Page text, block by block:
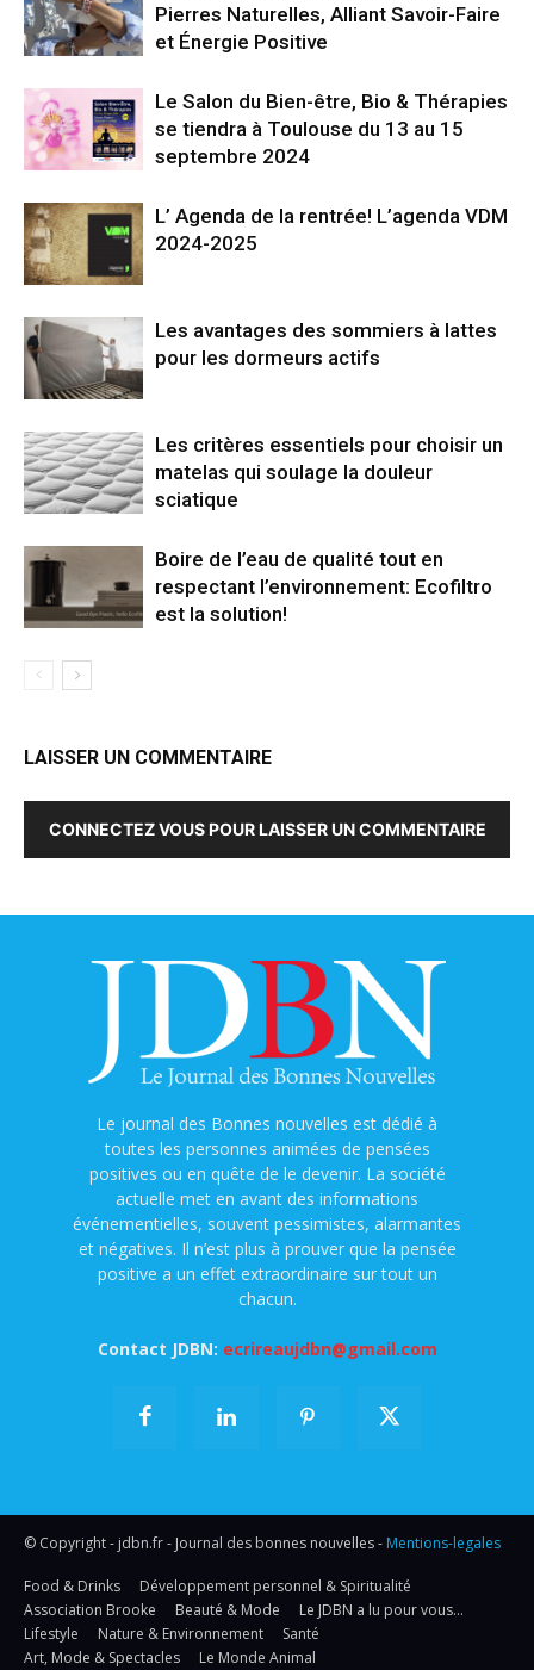
Pierres Naturelles, Alliant Savoir-Faire
et Énergie Positive
Le Salon du Bien-être, Bio & Thérapies
se tiendra à Toulouse du 13 au 15
septembre 2024
L’ Agenda de la rentrée! L’agenda VDM
2024-2025
Les avantages des sommiers à lattes
pour les dormeurs actifs
Les critères essentiels pour choisir un
matelas qui soulage la douleur
sciatique
Boire de l’eau de qualité tout en
respectant l’environnement: Ecofiltro
est la solution!
LAISSER UN COMMENTAIRE
CONNECTEZ VOUS POUR LAISSER UN COMMENTAIRE
Le journal des Bonnes nouvelles est dédié à
toutes les personnes animées de pensées
positives ou en quête de le devenir. La société
actuelle met en avant des informations
événementielles, souvent pessimistes, alarmantes
et négatives. Il n’est plus à prouver que la pensée
positive a un effet extraordinaire sur tout un
chacun.
Contact JDBN: ecrireaujdbn@gmail.com
© Copyright - jdbn.fr - Journal des bonnes nouvelles - Mentions-legales
Food & Drinks
Développement personnel & Spiritualité
Association Brooke
Beauté & Mode
Le JDBN a lu pour vous…
Lifestyle
Nature & Environnement
Santé
Art, Mode & Spectacles
Le Monde Animal